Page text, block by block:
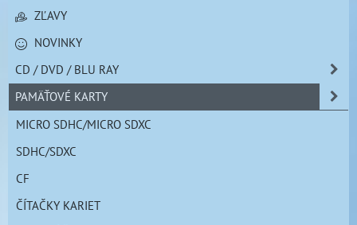
ZĽAVY
NOVINKY
CD / DVD / BLU RAY
PAMÄŤOVÉ KARTY
MICRO SDHC/MICRO SDXC
SDHC/SDXC
CF
ČÍTAČKY KARIET